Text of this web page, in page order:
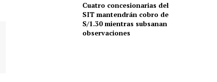
Cuatro concesionarias del
SIT mantendrán cobro de
S/1.30 mientras subsanan
observaciones